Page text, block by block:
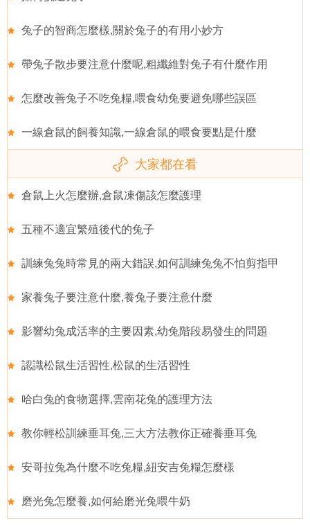
兔子的智商怎麼樣,關於兔子的有用小妙方
帶兔子散步要注意什麼呢,粗纖維對兔子有什麼作用
怎麼改善兔子不吃兔糧,喂食幼兔要避免哪些誤區
一線倉鼠的飼養知識,一線倉鼠的喂食要點是什麼
大家都在看
倉鼠上火怎麼辦,倉鼠凍傷該怎麼護理
五種不適宜繁殖後代的兔子
訓練兔兔時常見的兩大錯誤,如何訓練兔兔不怕剪指甲
家養兔子要注意什麼,養兔子要注意什麼
影響幼兔成活率的主要因素,幼兔階段易發生的問題
認識松鼠生活習性,松鼠的生活習性
哈白兔的食物選擇,雲南花兔的護理方法
教你輕松訓練垂耳兔,三大方法教你正確養垂耳兔
安哥拉兔為什麼不吃兔糧,紐安吉兔糧怎麼樣
磨光兔怎麼養,如何給磨光兔喂牛奶